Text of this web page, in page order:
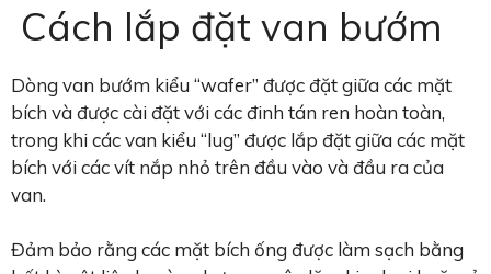
Cách lắp đặt van bướm
Dòng van bướm kiểu “wafer” được đặt giữa các mặt
bích và được cài đặt với các đinh tán ren hoàn toàn,
trong khi các van kiểu “lug” được lắp đặt giữa các mặt
bích với các vít nắp nhỏ trên đầu vào và đầu ra của
van.
Đảm bảo rằng các mặt bích ống được làm sạch bằng